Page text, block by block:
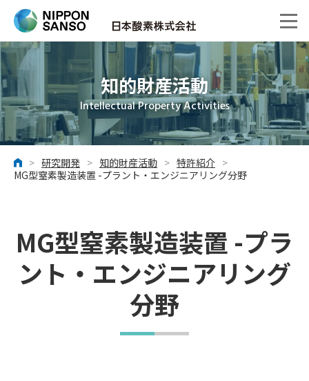
知的財産活動
Intellectual Property Activities
ホーム
> 研究開発 > 知的財産活動 > 特許紹介 >
MG型窒素製造装置 -プラント・エンジニアリング分野
MG型窒素製造装置 -プラ
ント・エンジニアリング
分野